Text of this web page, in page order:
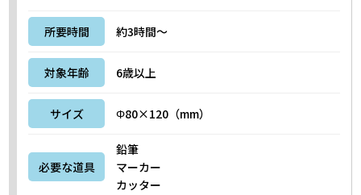
所要時間 約3時間～
対象年齢 6歳以上
サイズ Φ80×120（mm）
必要な道具
鉛筆
マーカー
カッター